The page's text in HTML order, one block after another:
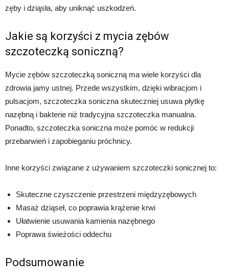
zęby i dziąsła, aby uniknąć uszkodzeń.
Jakie są korzyści z mycia zębów
szczoteczką soniczną?
Mycie zębów szczoteczką soniczną ma wiele korzyści dla
zdrowia jamy ustnej. Przede wszystkim, dzięki wibracjom i
pulsacjom, szczoteczka soniczna skuteczniej usuwa płytkę
nazębną i bakterie niż tradycyjna szczoteczka manualna.
Ponadto, szczoteczka soniczna może pomóc w redukcji
przebarwień i zapobieganiu próchnicy.
Inne korzyści związane z używaniem szczoteczki sonicznej to:
Skuteczne czyszczenie przestrzeni międzyzębowych
Masaż dziąseł, co poprawia krążenie krwi
Ułatwienie usuwania kamienia nazębnego
Poprawa świeżości oddechu
Podsumowanie